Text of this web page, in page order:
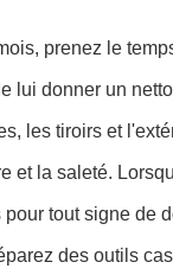
prenez le
lui donner un
les tiroirs et
et la saleté.
tout signe de
des outils